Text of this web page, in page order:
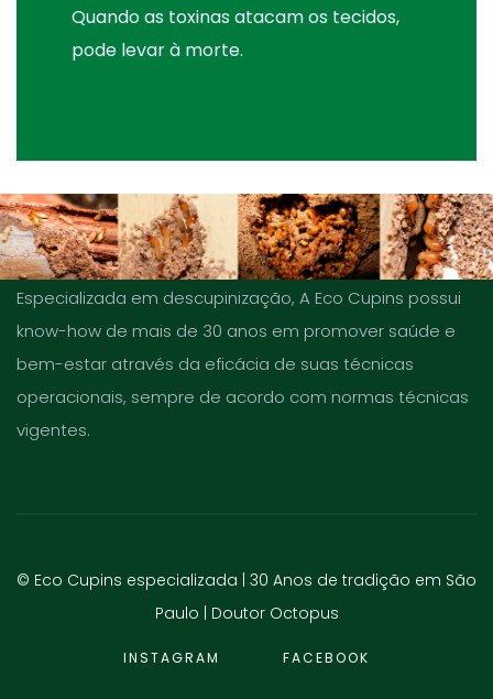
Quando as toxinas atacam os tecidos,
pode levar à morte.
Especializada em descupinização, A Eco Cupins possui
know-how de mais de 30 anos em promover saúde e
bem-estar através da eficácia de suas técnicas
operacionais, sempre de acordo com normas técnicas
vigentes.
© Eco Cupins especializada | 30 Anos de tradição em São
Paulo | Doutor Octopus
INSTAGRAM FACEBOOK